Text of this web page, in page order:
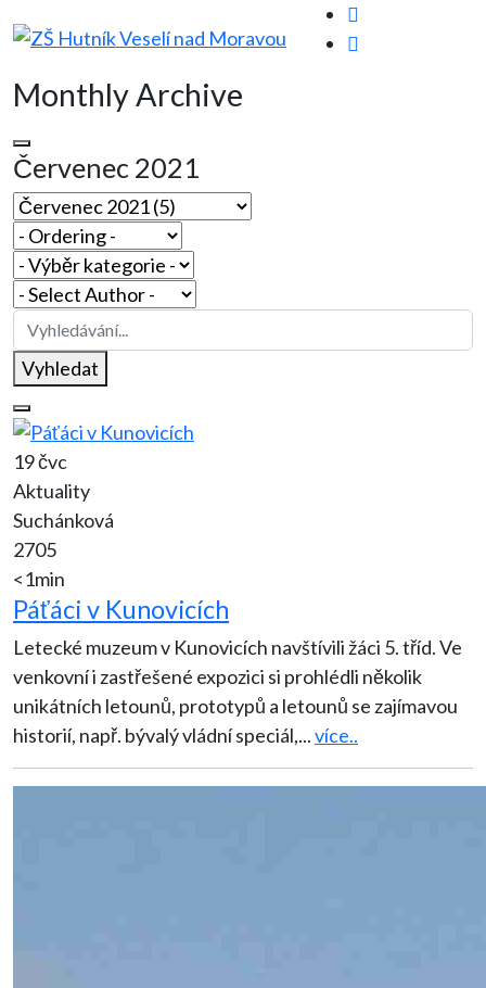
Monthly Archive
Červenec 2021
Vyhledat
19 čvc
Aktuality
Suchánková
2705
<1min
Páťáci v Kunovicích
Letecké muzeum v Kunovicích navštívili žáci 5. tříd. Ve
venkovní i zastřešené expozici si prohlédli několik
unikátních letounů, prototypů a letounů se zajímavou
historií, např. bývalý vládní speciál,...více..